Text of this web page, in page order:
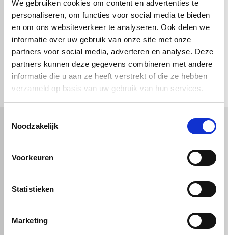
We gebruiken cookies om content en advertenties te
personaliseren, om functies voor social media te bieden
en om ons websiteverkeer te analyseren. Ook delen we
informatie over uw gebruik van onze site met onze
partners voor social media, adverteren en analyse. Deze
partners kunnen deze gegevens combineren met andere
informatie die u aan ze heeft verstrekt of die ze hebben
verzameld op basis van uw gebruik van hun services.
Noodzakelijk
Voorkeuren
Statistieken
Marketing
Driehoek
Rechthoek
zoals zagen, verlijmen en lassen.
check_circleVanaf€ 750,-gratis bezorgd
check_circleKlanten geven Vos Kunststoffen een9,0/10na2663 beoordelingen
check_circle 2-5dagen levertijd
Plexiglas
Kunststof platen
HPL platen
Trespa